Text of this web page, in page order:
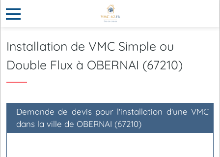
Installation de VMC Simple ou
Double Flux à OBERNAI (67210)
Demande de devis pour l'installation d'une VMC
dans la ville de OBERNAI (67210)